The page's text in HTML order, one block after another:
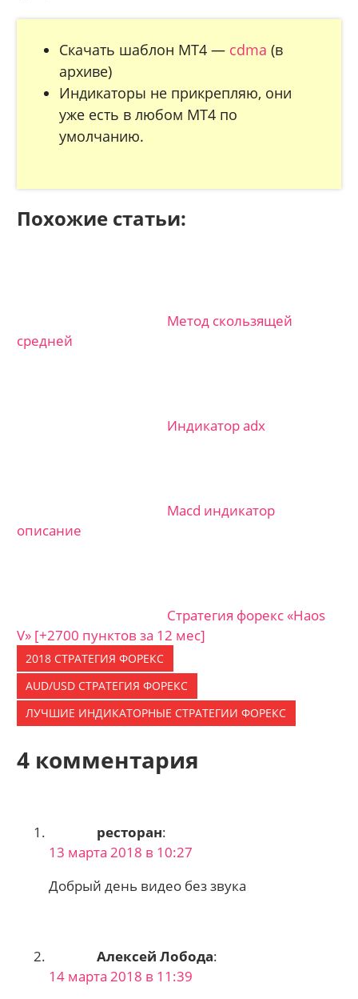
Скачать шаблон МТ4 — cdma (в
архиве)
Индикаторы не прикрепляю, они
уже есть в любом МТ4 по
умолчанию.
Похожие статьи:
Метод скользящей
средней
Индикатор adx
Macd индикатор
описание
Стратегия форекс «Haos
V» [+2700 пунктов за 12 мес]
2018 СТРАТЕГИЯ ФОРЕКС
AUD/USD СТРАТЕГИЯ ФОРЕКС
ЛУЧШИЕ ИНДИКАТОРНЫЕ CТРАТЕГИИ ФОРЕКС
4 комментария
ресторан:
13 марта 2018 в 10:27
Добрый день видео без звука
Алексей Лобода:
14 марта 2018 в 11:39